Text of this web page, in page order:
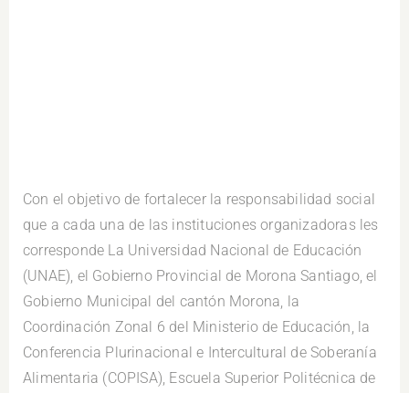
Con el objetivo de fortalecer la responsabilidad social
que a cada una de las instituciones organizadoras les
corresponde La Universidad Nacional de Educación
(UNAE), el Gobierno Provincial de Morona Santiago, el
Gobierno Municipal del cantón Morona, la
Coordinación Zonal 6 del Ministerio de Educación, la
Conferencia Plurinacional e Intercultural de Soberanía
Alimentaria (COPISA), Escuela Superior Politécnica de